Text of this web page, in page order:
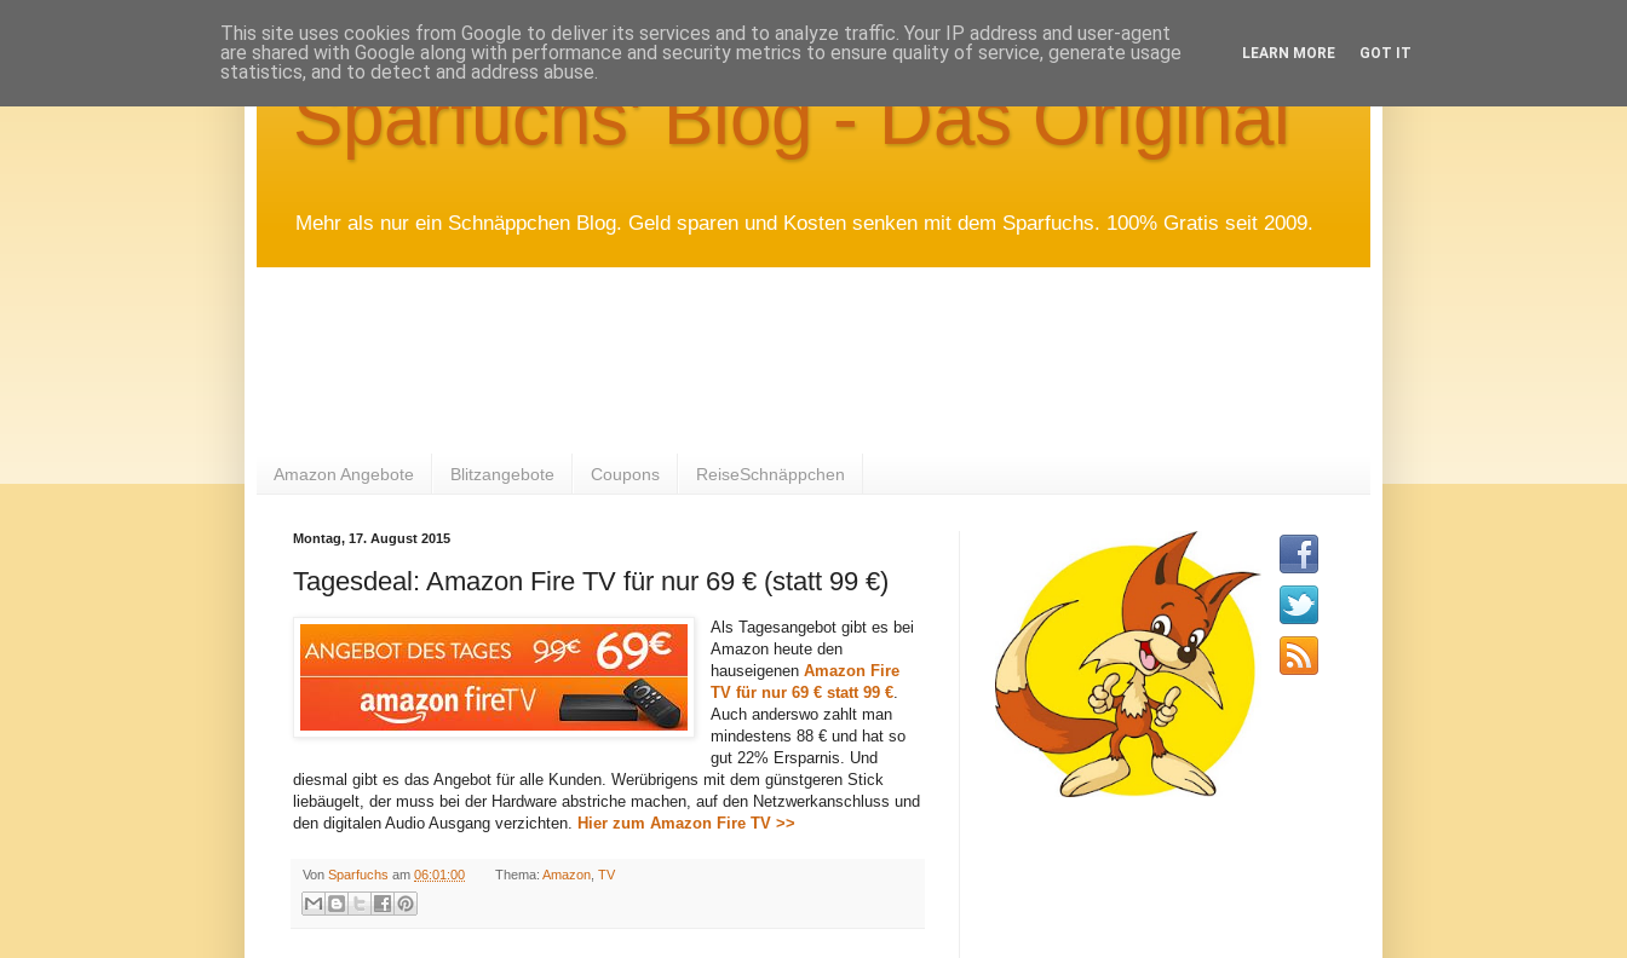
Sparfuchs' Blog - Das Original
Mehr als nur ein Schnäppchen Blog. Geld sparen und Kosten senken mit dem Sparfuchs. 100% Gratis seit 2009.
Amazon Angebote Blitzangebote Coupons ReiseSchnäppchen
Montag, 17. August 2015
Tagesdeal: Amazon Fire TV für nur 69 € (statt 99 €)
Als Tagesangebot gibt es bei
Amazon heute den
hauseigenenAmazon Fire
TV für nur 69 € statt 99 €
Auch anderswo zahlt man
mindestens 88 € und hat so
gut 22% Ersparnis. Und
diesmal gibt es das Angebot für alle Kunden. Werübrigens mit dem günstgeren Stick
liebäugelt, der muss bei der Hardware abstriche machen, auf den Netzwerkanschluss und
den digitalen Audio Ausgang verzichten.
Hier zum Amazon Fire TV >>
Von Sparfuchs am 06:01:00 Thema: Amazon, TV
This site uses cookies from Google to deliver its services and to analyze traffic. Your IP address and user-agent
are shared with Google along with performance and security metrics to ensure quality of service, generate usage
statistics, and to detect and address abuse.
LEARN MORE GOT IT